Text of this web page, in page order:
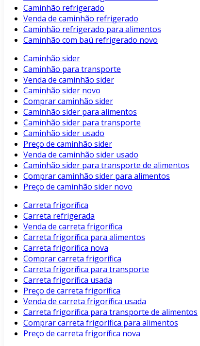
Caminhão refrigerado
Venda de caminhão refrigerado
Caminhão refrigerado para alimentos
Caminhão com baú refrigerado novo
Caminhão sider
Caminhão para transporte
Venda de caminhão sider
Caminhão sider novo
Comprar caminhão sider
Caminhão sider para alimentos
Caminhão sider para transporte
Caminhão sider usado
Preço de caminhão sider
Venda de caminhão sider usado
Caminhão sider para transporte de alimentos
Comprar caminhão sider para alimentos
Preço de caminhão sider novo
Carreta frigorífica
Carreta refrigerada
Venda de carreta frigorífica
Carreta frigorífica para alimentos
Carreta frigorífica nova
Comprar carreta frigorífica
Carreta frigorífica para transporte
Carreta frigorífica usada
Preço de carreta frigorífica
Venda de carreta frigorífica usada
Carreta frigorífica para transporte de alimentos
Comprar carreta frigorífica para alimentos
Preço de carreta frigorífica nova